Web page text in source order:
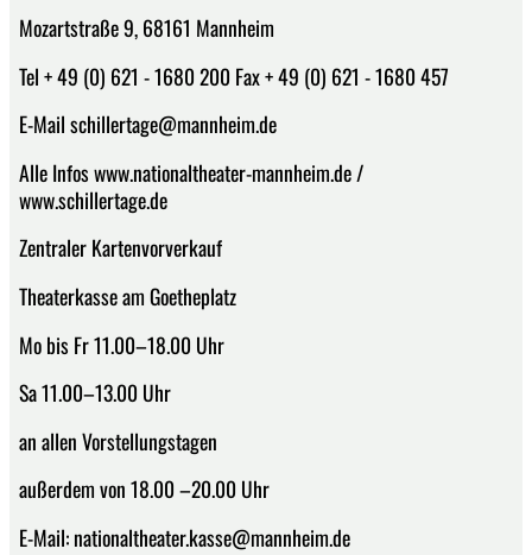
Mozartstraße 9, 68161 Mannheim
Tel + 49 (0) 621 - 1680 200 Fax + 49 (0) 621 - 1680 457
E-Mail schillertage@mannheim.de
Alle Infos www.nationaltheater-mannheim.de /
www.schillertage.de
Zentraler Kartenvorverkauf
Theaterkasse am Goetheplatz
Mo bis Fr 11.00–18.00 Uhr
Sa 11.00–13.00 Uhr
an allen Vorstellungstagen
außerdem von 18.00 –20.00 Uhr
E-Mail: nationaltheater.kasse@mannheim.de